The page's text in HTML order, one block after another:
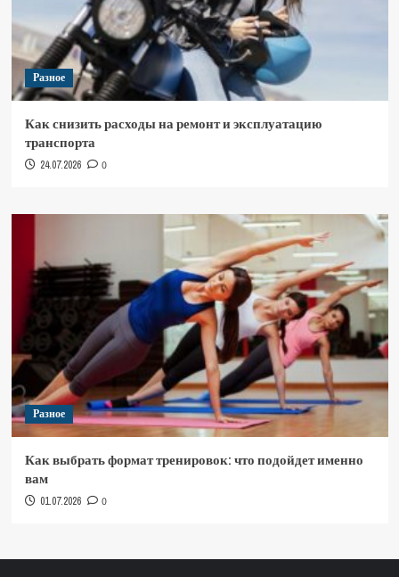
Разное
Как снизить расходы на ремонт и эксплуатацию
транспорта
24.07.2026 0
Разное
Как выбрать формат тренировок: что подойдет именно
вам
01.07.2026 0